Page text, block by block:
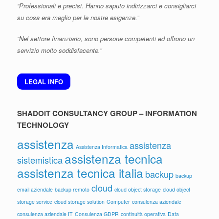
“Professionali e precisi. Hanno saputo indirizzarci e consigliarci
su cosa era meglio per le nostre esigenze.”
“Nel settore finanziario, sono persone competenti ed offrono un
servizio molto soddisfacente.”
LEGAL INFO
SHADOIT CONSULTANCY GROUP – INFORMATION
TECHNOLOGY
assistenza Assistenza Informatica assistenza
sistemisticaassistenza tecnica
assistenza tecnica italia backup backup
email aziendale backup remoto cloud cloud object storage cloud object
storage service cloud storage solution Computer consulenza aziendale
consulenza aziendale IT Consulenza GDPR continuità operativa Data